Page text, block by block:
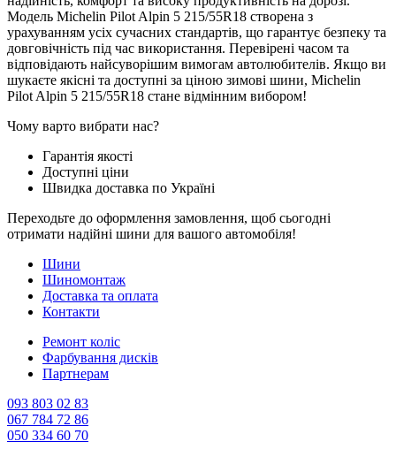
Модель Michelin Pilot Alpin 5 215/55R18 створена з
урахуванням усіх сучасних стандартів, що гарантує безпеку та
довговічність під час використання. Перевірені часом та
відповідають найсуворішим вимогам автолюбителів. Якщо ви
шукаєте якісні та доступні за ціною зимові шини, Michelin
Pilot Alpin 5 215/55R18 стане відмінним вибором!
Чому варто вибрати нас?
Гарантія якості
Доступні ціни
Швидка доставка по Україні
Переходьте до оформлення замовлення, щоб сьогодні
отримати надійні шини для вашого автомобіля!
Шини
Шиномонтаж
Доставка та оплата
Контакти
Ремонт коліс
Фарбування дисків
Партнерам
093 803 02 83
067 784 72 86
050 334 60 70